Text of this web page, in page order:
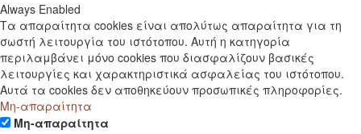
Always Enabled
Τα απαραίτητα cookies είναι απολύτως απαραίτητα για τη
σωστή λειτουργία του ιστότοπου. Αυτή η κατηγορία
περιλαμβάνει μόνο cookies που διασφαλίζουν βασικές
λειτουργίες και χαρακτηριστικά ασφαλείας του ιστότοπου.
Αυτά τα cookies δεν αποθηκεύουν προσωπικές πληροφορίες.
Μη-απαραίτητα
Μη-απαραίτητα